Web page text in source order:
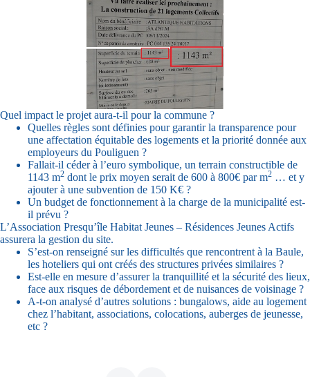
Quel impact le projet aura-t-il pour la commune ?
Quelles règles sont définies pour garantir la transparence pour
une affectation équitable des logements et la priorité donnée aux
employeurs du Pouliguen ?
Fallait-il céder à l’euro symbolique, un terrain constructible de
1143 m2 dont le prix moyen serait de 600 à 800€ par m2 … et y
ajouter à une subvention de 150 K€ ?
Un budget de fonctionnement à la charge de la municipalité est-
il prévu ?
L’Association Presqu’île Habitat Jeunes – Résidences Jeunes Actifs
assurera la gestion du site.
S’est-on renseigné sur les difficultés que rencontrent à la Baule,
les hoteliers qui ont créés des structures privées similaires ?
Est-elle en mesure d’assurer la tranquillité et la sécurité des lieux,
face aux risques de débordement et de nuisances de voisinage ?
A-t-on analysé d’autres solutions : bungalows, aide au logement
chez l’habitant, associations, colocations, auberges de jeunesse,
etc ?